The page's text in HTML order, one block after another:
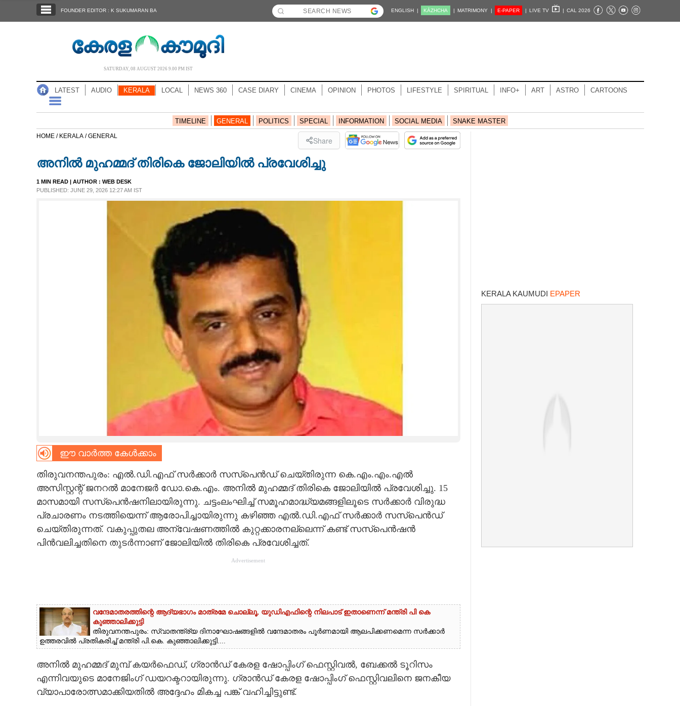
NOTIFIED NEWS
CARTOONS
LITERATURE
FOUNDER EDITOR : K SUKUMARAN BA ENGLISH | KĀZHCHA | MATRIMONY | E-PAPER | LIVE TV | CAL 2026
SATURDAY, 08 AUGUST 2026 9.00 PM IST
LATEST AUDIO KERALA LOCAL NEWS 360 CASE DIARY CINEMA OPINION PHOTOS LIFESTYLE SPIRITUAL INFO+ ART ASTRO CARTOONS
TIMELINE GENERAL POLITICS SPECIAL INFORMATION SOCIAL MEDIA SNAKE MASTER
HOME / KERALA /GENERAL Share
അനിൽ മുഹമ്മദ് തിരികെ ജോലിയിൽ പ്രവേശിച്ചു
1 MIN READ | AUTHOR : WEB DESK
PUBLISHED: JUNE 29, 2026 12:27 AM IST
ഈ വാർത്ത കേൾക്കാം
തിരുവനന്തപുരം: എൽ.ഡി.എഫ് സർക്കാർ സസ്‌പെൻഡ് ചെയ്തിരുന്ന കെ.എം.എം.എൽ
അസിസ്റ്റന്റ് ജനറൽ മാനേജർ ഡോ.കെ.എം. അനിൽ മുഹമ്മദ് തിരികെ ജോലിയിൽ പ്രവേശിച്ചു. 15
മാസമായി സസ്പെൻഷനിലായിരുന്നു. ചട്ടംലംഘിച്ച് സമൂഹമാദ്ധ്യമങ്ങളിലൂടെ സർക്കാർ വിരുദ്ധ
പ്രചാരണം നടത്തിയെന്ന് ആരോപിച്ചായിരുന്നു കഴിഞ്ഞ എൽ.ഡി.എഫ് സർക്കാർ സസ്പെൻഡ്
ചെയ്തിരുന്നത്. വകുപ്പുതല അന്വേഷണത്തിൽ കുറ്റക്കാരനല്ലെന്ന് കണ്ട് സസ്പെൻഷൻ
പിൻവലിച്ചതിനെ തുടർന്നാണ് ജോലിയിൽ തിരികെ പ്രവേശിച്ചത്.
Advertisement
വന്ദേമാതരത്തിന്റെ ആദ്യഭാഗം മാത്രമേ ചൊല്ലൂ,​ യുഡിഎഫിന്റെ നിലപാട് ഇതാണെന്ന് മന്ത്രി പി കെ
കുഞ്ഞാലിക്കുട്ടി
തിരുവനന്തപുരം: സ്വാതന്ത്ര്യ ദിനാഘോഷങ്ങളിൽ വന്ദേമാതരം പൂർ‌ണമായി ആലപിക്കണമെന്ന സർക്കാർ
ഉത്തരവിൽ പ്രതികരിച്ച് മന്ത്രി പി.കെ. കുഞ്ഞാലിക്കുട്ടി....
അനിൽ മുഹമ്മദ് മുമ്പ് കയർഫെഡ്, ഗ്രാൻഡ് കേരള ഷോപ്പിംഗ് ഫെസ്റ്റിവൽ, ബേക്കൽ ടൂറിസം
എന്നിവയുടെ മാനേജിംഗ് ഡയറക്ടറായിരുന്നു. ഗ്രാൻഡ് കേരള ഷോപ്പിംഗ് ഫെസ്റ്റിവലിനെ ജനകീയ
വ്യാപാരോത്സമാക്കിയതിൽ അദ്ദേഹം മികച്ച പങ്ക് വഹിച്ചിട്ടുണ്ട്‌.
KERALA KAUMUDI EPAPER